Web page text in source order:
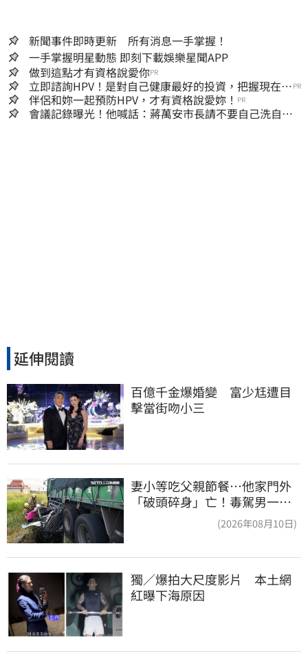
新聞事件即時更新 所有消息一手掌握！
一手掌握明星動態 即刻下載娛樂星聞APP
做到這點才有資格說愛你PR
立即諮詢HPV！是對自己健康最好的投資，把握現在不
嫌晚！
PR
伴侶和妳一起預防HPV，才有資格說愛妳！ PR
會議記錄曝光！他喊話：蔣萬安市長請不要自己洗自己
延伸閱讀
百億千金爆婚變　富少尪遭目
擊當街吻小三
妻小等吃父親節餐⋯他家門外
「破頭碎身」亡！毒駕男一路
(2026年08月10日)
獨／爆拍大尺度影片　本土網
紅曝下海原因